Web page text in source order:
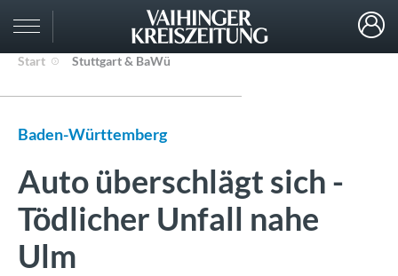
Start Stuttgart & BaWü
Baden-Württemberg
Auto überschlägt sich -
Tödlicher Unfall nahe
Ulm